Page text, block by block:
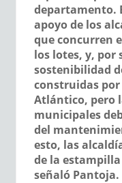
departamento.
apoyo de los
que concurren
los lotes, y, por
sostenibilidad
construidas
Atlántico, pero
municipales
del
esto, las
de la
señaló Pantoja.